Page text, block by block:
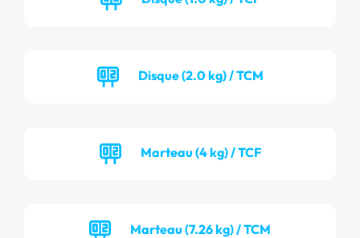
Disque (2.0 kg) / TCM
Marteau (4 kg) / TCF
Marteau (7.26 kg) / TCM